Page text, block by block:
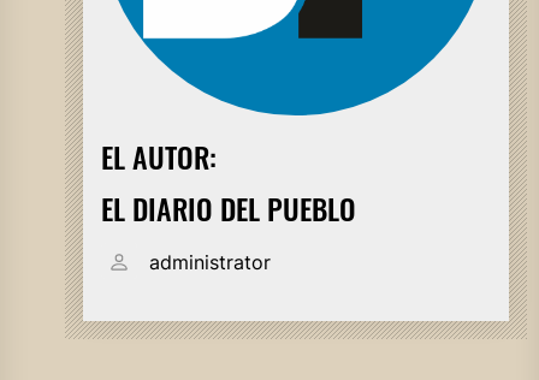
EL AUTOR:
EL DIARIO DEL PUEBLO
administrator